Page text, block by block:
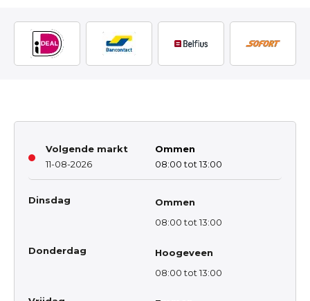
Volgende markt
11-08-2026
Ommen
08:00 tot 13:00
Dinsdag
Ommen
08:00 tot 13:00
Donderdag
Hoogeveen
08:00 tot 13:00